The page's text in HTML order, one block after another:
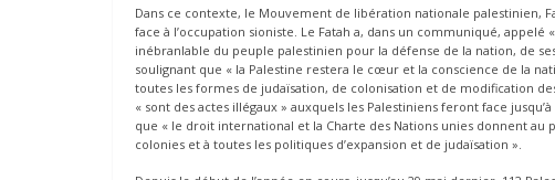
Dans ce contexte, le Mouvement de libération nationale palestinien,
face à l’occupation sioniste. Le Fatah a, dans un communiqué,
inébranlable du peuple palestinien pour la défense de la nation, de
soulignant que « la Palestine restera le cœur et la conscience de la
toutes les formes de judaïsation, de colonisation et de modification
« sont des actes illégaux » auxquels les Palestiniens feront face
que « le droit international et la Charte des Nations unies donnent au
colonies et à toutes les politiques d’expansion et de judaïsation ».